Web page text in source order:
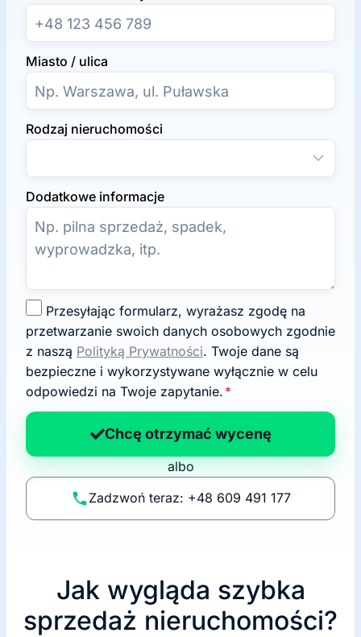
Miasto / ulica
Rodzaj nieruchomości
Dodatkowe informacje
g
o
d
a
n
p
li
t
przetwarzanie swoich danych osobowych zgodnie
z naszą Polityką Prywatności. Twoje dane są
bezpieczne i wykorzystywane wyłącznie w celu
odpowiedzi na Twoje zapytanie. *
Chcę otrzymać wycenę
albo
Zadzwoń teraz: +48 609 491 177
Jak wygląda szybka
sprzedaż nieruchomości?